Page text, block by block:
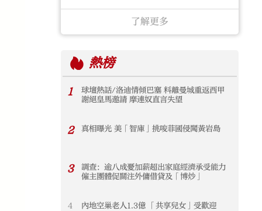
了解更多
熱榜
1
球壇熱話/洛迪情傾巴塞 料離曼城重返西甲
謝絕皇馬邀請 摩連奴直言失望
2 真相曝光 美「智庫」挑唆菲國侵闖黃岩島
3
調查：逾八成憂加薪超出家庭經濟承受能力
僱主團體促關注外傭借貸及「博炒」
4 內地空巢老人1.3億 「共享兒女」受歡迎